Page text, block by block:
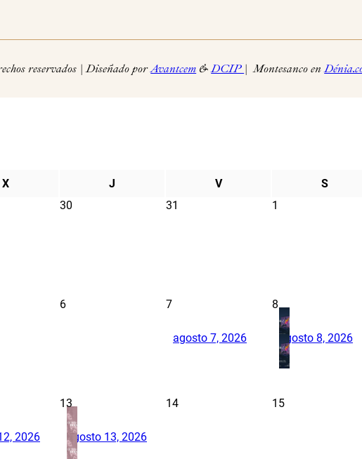
reservados | Diseñado porAvantcem &DCIP | Montesanco en
X J V
S
30 31 1
6 7
agosto 7, 2026
8
agosto 8, 2026
2026
13
agosto 13, 2026
14 15